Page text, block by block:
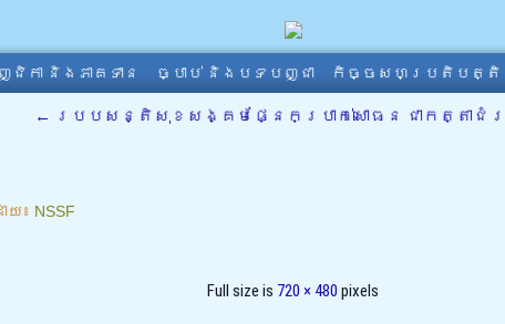
ជិកា និងភាគទាន ច្បាប់ និងបទបញ្ជា កិច្ចសហប្រតិបត្តិក
← របបសន្តិសុខសង្គមផ្នែកប្រាក់សោធន ជាកត្តា
យ៖ NSSF
Full size is 720 × 480 pixels